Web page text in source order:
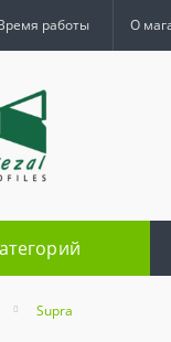
работы О
Supra